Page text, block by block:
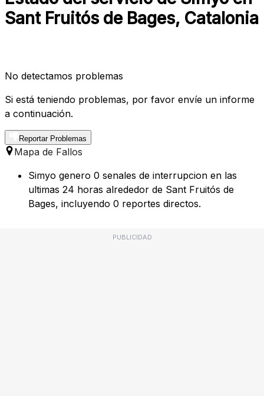
Sant Fruitós de Bages, Catalonia
No detectamos problemas
Si está teniendo problemas, por favor envíe un informe
a continuación.
Reportar Problemas
Mapa de Fallos
Simyo genero 0 senales de interrupcion en las
ultimas 24 horas alrededor de Sant Fruitós de
Bages, incluyendo 0 reportes directos.
PUBLICIDAD